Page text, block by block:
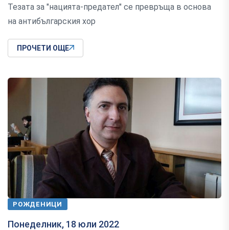
Тезата за "нацията-предател" се превръща в основа
на антибългарския хор
ПРОЧЕТИ ОЩЕ
РОЖДЕНИЦИ
Понеделник, 18 юли 2022